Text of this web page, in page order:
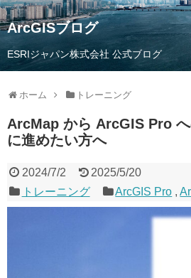
ArcGISブログ
ESRIジャパン株式会社 公式ブログ
ホーム トレーニング
ArcMap から ArcGIS Pro
に進めたい方へ
2024/7/2
2025/5/20
トレーニング
ArcGIS Pro ,